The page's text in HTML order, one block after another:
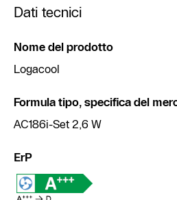
Dati tecnici
Nome del prodotto
Logacool
Formula tipo, specifica del
AC186i-Set 2,6 W
ErP